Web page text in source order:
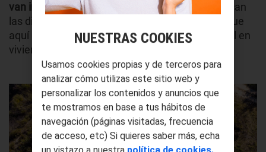
van instaladas en la parte del techoy no modifican
las dimensiones originales del vehículo. Por lo que
aquí no tendrás el problema del espacio habitual en
viviendas unifamiliares y comunidades.
NUESTRAS COOKIES
Usamos cookies propias y de terceros para
analizar cómo utilizas este sitio web y
personalizar los contenidos y anuncios que
te mostramos en base a tus hábitos de
navegación (páginas visitadas, frecuencia
de acceso, etc) Si quieres saber más, echa